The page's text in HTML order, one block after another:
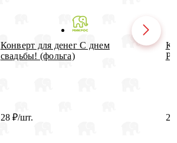
Конверт для денег С днем
свадьбы! (фольга)
28 ₽/шт. 28